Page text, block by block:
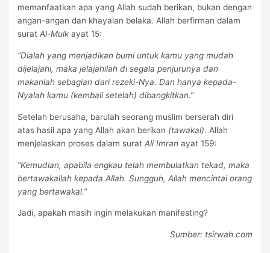
memanfaatkan apa yang Allah sudah berikan, bukan dengan
angan-angan dan khayalan belaka. Allah berfirman dalam
suratAl-Mulkayat 15:
“Dialah yang menjadikan bumi untuk kamu yang mudah
dijelajahi, maka jelajahilah di segala penjurunya dan
makanlah sebagian dari rezeki-Nya. Dan hanya kepada-
Nyalah kamu (kembali setelah) dibangkitkan.”
Setelah berusaha, barulah seorang muslim berserah diri
atas hasil apa yang Allah akan berikan (tawakal). Allah
menjelaskan proses dalam suratAli Imran ayat 159:
“Kemudian, apabila engkau telah membulatkan tekad, maka
bertawakallah kepada Allah. Sungguh, Allah mencintai orang
yang bertawakal.”
Jadi, apakah masih ingin melakukan manifesting?
Sumber: tsirwah.com